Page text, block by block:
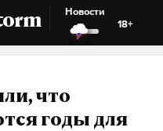
Новости
18+
что
годы для